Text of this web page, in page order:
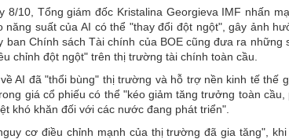
8/10, Tổng giám đốc Kristalina Georgieva IMF nhấn
suất của AI có thể "thay đổi đột ngột", gây ảnh
ban Chính sách Tài chính của BOE cũng đưa ra những
chỉnh đột ngột" trên thị trường tài chính toàn cầu.
AI đã "thổi bùng" thị trường và hỗ trợ nền kinh tế thế
giá cổ phiếu có thể "kéo giảm tăng trưởng toàn
khó khăn đối với các nước đang phát triển".
cơ điều chỉnh mạnh của thị trường đã gia tăng",